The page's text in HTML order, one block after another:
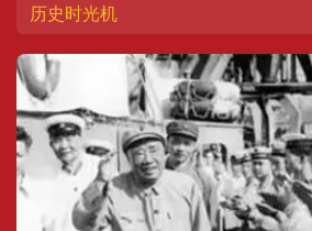
历史时光机